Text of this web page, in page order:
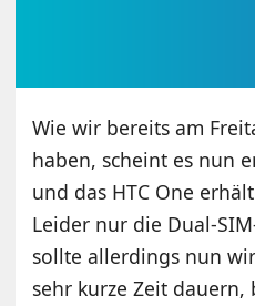
Wie wir bereits am
haben, scheint es nun
und das HTC One
Leider nur die Dual-
sollte allerdings nun
sehr kurze Zeit dauern,